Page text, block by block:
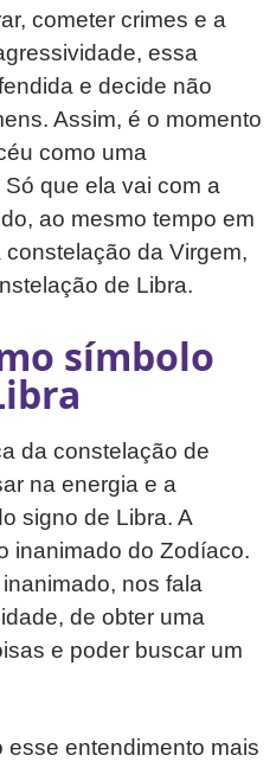
cometer crimes e a
essa
e decide não
Assim, é o momento
como uma
que ela vai com a
ao mesmo tempo em
da Virgem,
de Libra.
símbolo
da constelação de
na energia e a
signo de Libra. A
inanimado do Zodíaco.
nos fala
de obter uma
e poder buscar um
entendimento mais